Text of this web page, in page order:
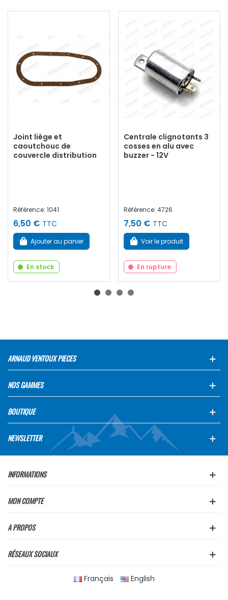
Joint liège et
caoutchouc de
couvercle distribution
Référence: 1041
6,50 € TTC
Ajouter au panier
En stock
Centrale clignotants 3
cosses en alu avec
buzzer - 12V
Référence: 4726
7,50 € TTC
Voir le produit
En rupture
ARNAUD VENTOUX PIECES
NOS GAMMES
BOUTIQUE
NEWSLETTER
INFORMATIONS
MON COMPTE
A PROPOS
RÉSEAUX SOCIAUX
Français English